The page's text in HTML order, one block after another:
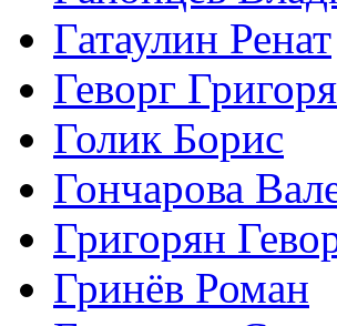
Гатаулин Ренат
Геворг
Голик Борис
Гончарова
Григорян
Гринёв Роман